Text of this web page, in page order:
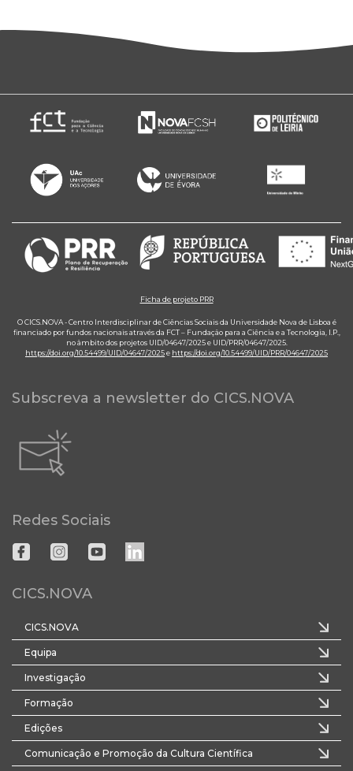
Ficha de projeto PRR
O CICS.NOVA - Centro Interdisciplinar de Ciências Sociais da Universidade Nova de Lisboa é
financiado por fundos nacionais através da FCT – Fundação para a Ciência e a Tecnologia, I.P.,
no âmbito dos projetos UID/04647/2025 e UID/PRR/04647/2025.
https://doi.org/10.54499/UID/04647/2025e https://doi.org/10.54499/UID/PRR/04647/2025
Subscreva a newsletter do CICS.NOVA
Redes Sociais
CICS.NOVA
CICS.NOVA
Equipa
Investigação
Formação
Edições
Comunicação e Promoção da Cultura Científica